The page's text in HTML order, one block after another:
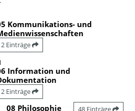
Kommunikations- und
2 Einträge
Information und
2 Einträge
08 Philosophie 48 Einträge